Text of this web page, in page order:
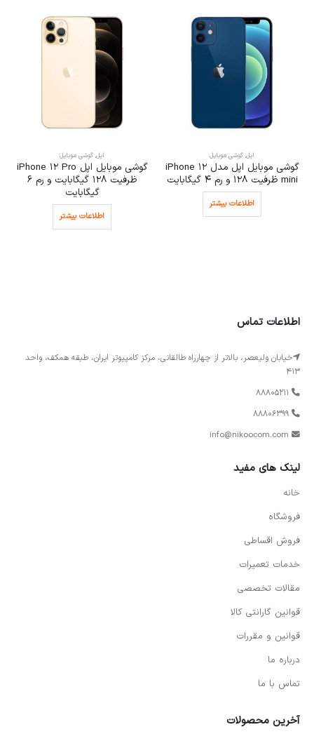
اپل, گوشی موبایل
گوشی موبایل اپل مدل iPhone 12
mini ظرفیت 128 و رم 4 گیگابایت
اطلاعات بیشتر
اپل, گوشی موبایل
گوشی موبایل اپل iPhone 12 Pro
ظرفیت 128 گیگابایت و رم 6
گیگابایت
اطلاعات بیشتر
اطلاعات تماس
خیابان ولیعصر، بالاتر از چهارراه طالقانی، مرکز کامپیوتر ایران، طبقه همکف، واحد
413
88805211
88806399
info@nikoocom.com
لینک های مفید
خانه
فروشگاه
فروش اقساطی
خدمات تعمیرات
مقالات تخصصی
قوانین گارانتی کالا
قوانین و مقررات
درباره ما
تماس با ما
آخرین محصولات